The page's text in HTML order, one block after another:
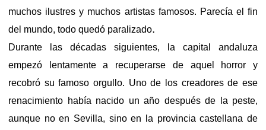
muchos ilustres y muchos artistas famosos. Parecía el fin
del mundo, todo quedó paralizado.
Durante las décadas siguientes, la capital andaluza
empezó lentamente a recuperarse de aquel horror y
recobró su famoso orgullo. Uno de los creadores de ese
renacimiento había nacido un año después de la peste,
aunque no en Sevilla, sino en la provincia castellana de